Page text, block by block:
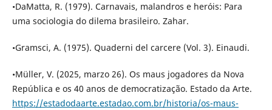
•DaMatta, R. (1979). Carnavais, malandros e heróis: Para
uma sociologia do dilema brasileiro. Zahar.
•Gramsci, A. (1975). Quaderni del carcere (Vol. 3). Einaudi.
•Müller, V. (2025, marzo 26). Os maus jogadores da Nova
República e os 40 anos de democratização. Estado da Arte.
https://estadodaarte.estadao.com.br/historia/os-maus-